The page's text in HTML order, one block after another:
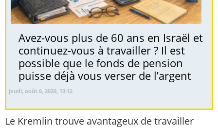
Avez-vous plus de 60 ans en Israël et
continuez-vous à travailler ? Il est
possible que le fonds de pension
puisse déjà vous verser de l’argent
jeudi, août 6, 2026, 13:12
Le Kremlin trouve avantageux de travailler